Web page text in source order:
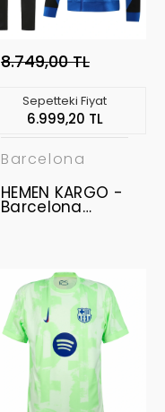
8.749,00 TL
Sepetteki Fiyat
6.999,20 TL
Barcelona
HEMEN KARGO -
Barcelona